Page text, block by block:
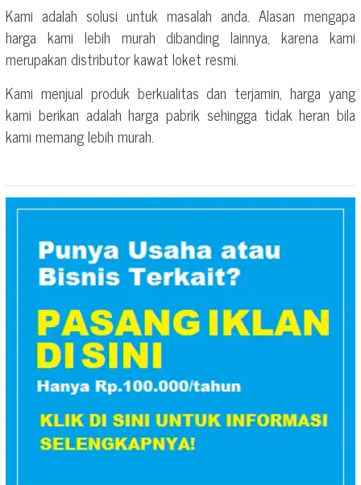
Kami adalah solusi untuk masalah anda. Alasan mengapa
harga kami lebih murah dibanding lainnya, karena kami
merupakan distributor kawat loket resmi.
Kami menjual produk berkualitas dan terjamin, harga yang
kami berikan adalah harga pabrik sehingga tidak heran bila
kami memang lebih murah.